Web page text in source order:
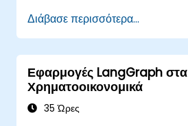
Διάβασε περισσότερα...
Εφαρμογές LangGraph στα
Χρηματοοικονομικά
35 Ώρες